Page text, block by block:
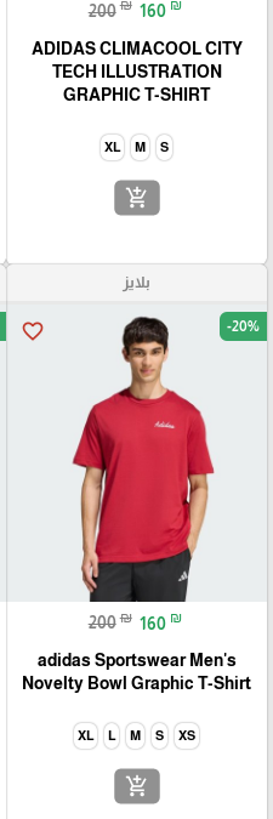
200 ₪ 160 ₪
ADIDAS CLIMACOOL CITY
TECH ILLUSTRATION
GRAPHIC T-SHIRT
S
M
XL
add_shopping_cart
بلايز
favorite_border -20%
200 ₪ 160 ₪
adidas Sportswear Men's
Novelty Bowl Graphic T-Shirt
XS
S
M
L
XL
add_shopping_cart